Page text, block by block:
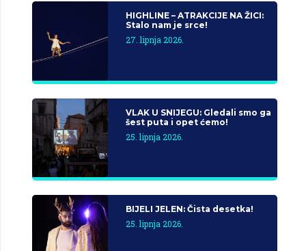
HIGHLINE – ATRAKCIJE NA ŽICI:
Stalo nam je srce!
27. lipnja 2026.
VLAK U SNIJEGU: Gledali smo ga
šest puta i opet ćemo!
25. lipnja 2026.
BIJELI JELEN: Čista desetka!
25. lipnja 2026.